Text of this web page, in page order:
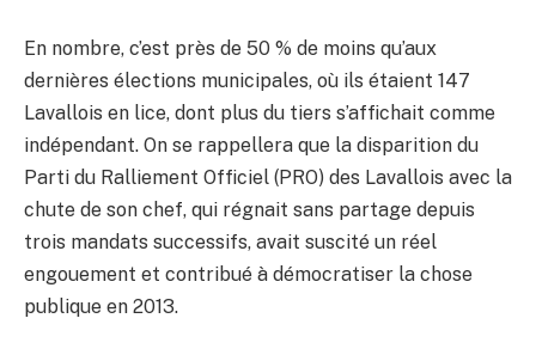
En nombre, c’est près de 50 % de moins qu’aux
dernières élections municipales, où ils étaient 147
Lavallois en lice, dont plus du tiers s’affichait comme
indépendant. On se rappellera que la disparition du
Parti du Ralliement Officiel (PRO) des Lavallois avec la
chute de son chef, qui régnait sans partage depuis
trois mandats successifs, avait suscité un réel
engouement et contribué à démocratiser la chose
publique en 2013.